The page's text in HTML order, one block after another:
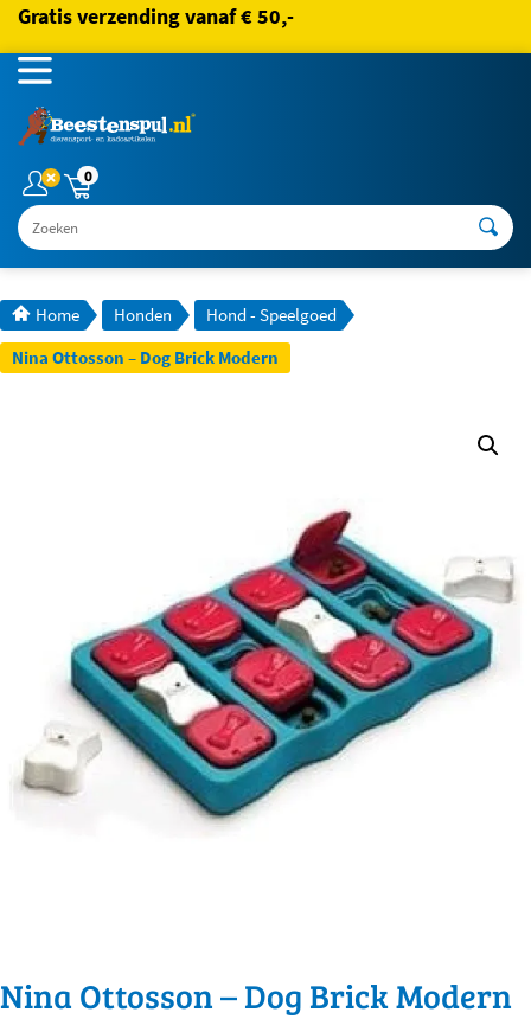
Gratis verzending vanaf € 50,-
0
Zoeken
Home Honden
Hond - Speelgoed
Nina Ottosson – Dog Brick Modern
Nina Ottosson – Dog Brick Modern